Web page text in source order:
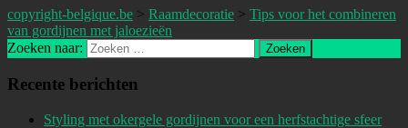
copyright-belgique.be > Raamdecoratie > Tips voor het combineren
van gordijnen met jaloezieën
Zoeken naar:
Recente berichten
Styling met okergele gordijnen voor een herfstachtige sfeer